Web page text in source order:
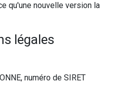
qu'une nouvelle version la
légales
numéro de SIRET